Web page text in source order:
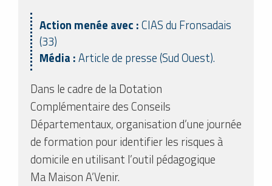
Action menée avec :CIAS du Fronsadais
(33)
Média :Article de presse (Sud Ouest).
Dans le cadre de la Dotation
Complémentaire des Conseils
Départementaux, organisation d’une journée
de formation pour identifier les risques à
domicile en utilisant l’outil pédagogique
Ma Maison A’Venir.